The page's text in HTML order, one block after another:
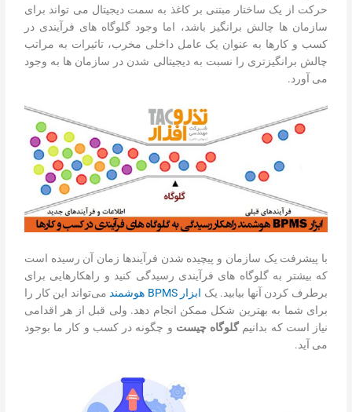
حرکت از یک ساختار مبتنی بر کاغذ به سمت دیجیتال می تواند برای
سازمان ها چالش برانگیز باشد، اما وجود گلوگاه های فرآیندی در
کسب و کارها به عنوان یک عامل داخلی مخرب، تاثیرات به مراتب
چالش برانگیزتری را نسبت به دیجیتالی شدن در سازمان ها به وجود
می آورد.
با پیشرفت یک سازمان و پیچیده شدن فرآیندها زمان آن رسیده است
که بیشتر به گلوگاه های فرآیندی رسیدگی کنید و راهکارهایی برای
برطرف کردن آنها بیابید. یک ابزار BPMS هوشمند
می‌تواند این کار را
برای شما به بهترین شکل ممکن انجام دهد. ولی قبل از هر اقدامی
نیاز است که بدانیمگلوگاه چیست و چگونه در کسب و کار ما بوجود
می آید.